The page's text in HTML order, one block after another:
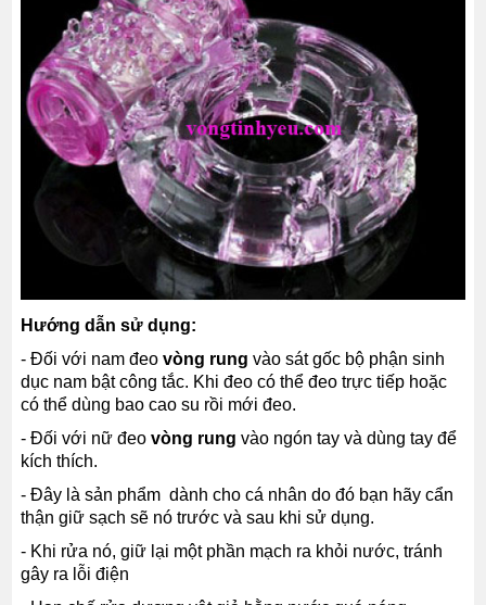
Hướng dẫn sử dụng:
- Đối với nam đeovòng rung vào sát gốc bộ phận sinh
dục nam bật công tắc. Khi đeo có thể đeo trực tiếp hoặc
có thể dùng bao cao su rồi mới đeo.
- Đối với nữ đeovòng rung vào ngón tay và dùng tay để
kích thích.
- Đây là sản phẩm dành cho cá nhân do đó bạn hãy cẩn
thận giữ sạch sẽ nó trước và sau khi sử dụng.
- Khi rửa nó, giữ lại một phần mạch ra khỏi nước, tránh
gây ra lỗi điện